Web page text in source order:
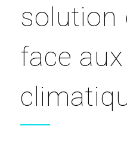
solution
face